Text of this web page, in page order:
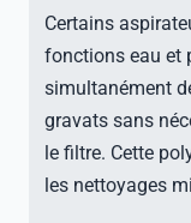
Certains
fonctions eau et
simultanément
gravats sans
le filtre. Cette
les nettoyages